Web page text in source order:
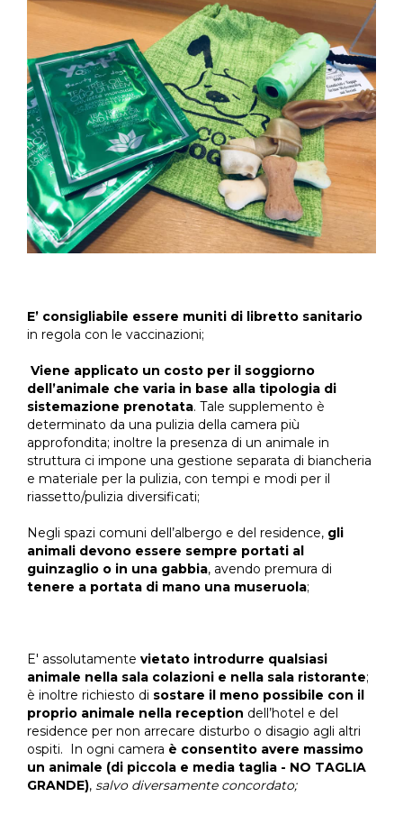
E’ consigliabile essere muniti di libretto sanitario
in regola con le vaccinazioni;
Viene applicato un costo per il soggiorno
dell’animale che varia in base alla tipologia di
sistemazione prenotata. Tale supplemento è
determinato da una pulizia della camera più
approfondita; inoltre la presenza di un animale in
struttura ci impone una gestione separata di biancheria
e materiale per la pulizia, con tempi e modi per il
riassetto/pulizia diversificati;
Negli spazi comuni dell’albergo e del residence, gli
animali devono essere sempre portati al
guinzaglio o in una gabbia, avendo premura di
tenere a portata di mano una museruola;
E' assolutamente vietato introdurre qualsiasi
animale nella sala colazioni e nella sala ristorante;
è inoltre richiesto di sostare il meno possibile con il
proprio animale nella reception dell’hotel e del
residence per non arrecare disturbo o disagio agli altri
ospiti. In ogni camera è consentito avere massimo
un animale (di piccola e media taglia - NO TAGLIA
GRANDE), salvo diversamente concordato;